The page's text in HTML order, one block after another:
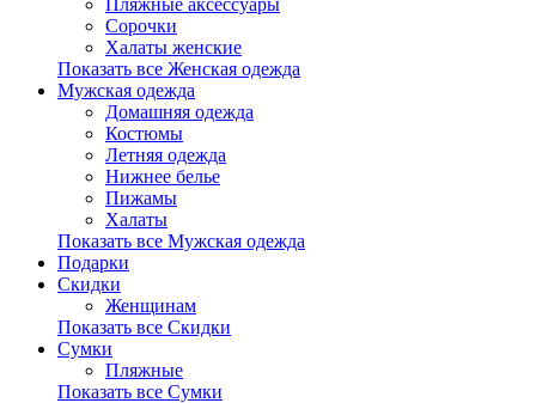
Пляжные аксессуары
Сорочки
Халаты женские
Показать все Женская одежда
Мужская одежда
Домашняя одежда
Костюмы
Летняя одежда
Нижнее белье
Пижамы
Халаты
Показать все Мужская одежда
Подарки
Скидки
Женщинам
Показать все Скидки
Сумки
Пляжные
Показать все Сумки